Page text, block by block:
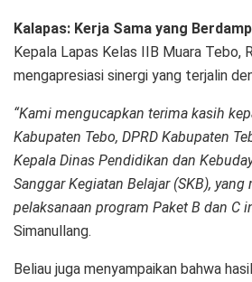
Kalapas: Kerja Sama yang
Kepala Lapas Kelas IIB Muara Tebo,
mengapresiasi sinergi yang terjalin
“Kami mengucapkan terima kasih
Kabupaten Tebo, DPRD Kabupaten
Kepala Dinas Pendidikan dan
Sanggar Kegiatan Belajar (SKB),
pelaksanaan program Paket B dan C
Simanullang.
Beliau juga menyampaikan bahwa